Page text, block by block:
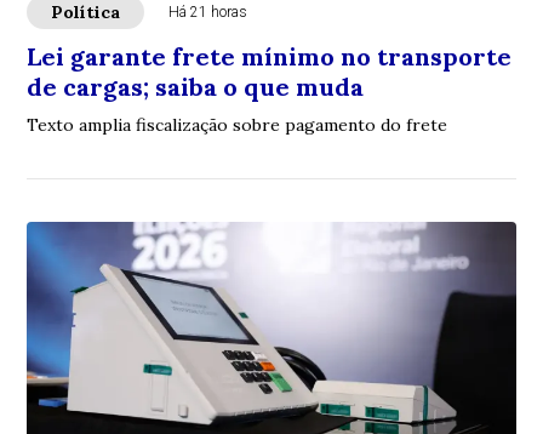
Política Há 21 horas
Lei garante frete mínimo no transporte
de cargas; saiba o que muda
Texto amplia fiscalização sobre pagamento do frete